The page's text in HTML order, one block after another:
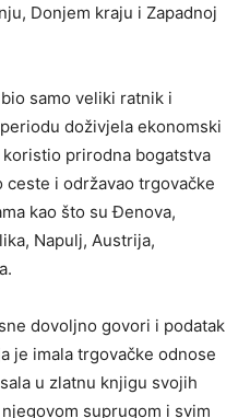
Donjem kraju i Zapadnoj
samo veliki ratnik i
doživjela ekonomski
prirodna bogatstva
i održavao trgovačke
kao što su Đenova,
Napulj, Austrija,
dovoljno govori i podatak
je imala trgovačke odnose
u zlatnu knjigu svojih
suprugom i svim